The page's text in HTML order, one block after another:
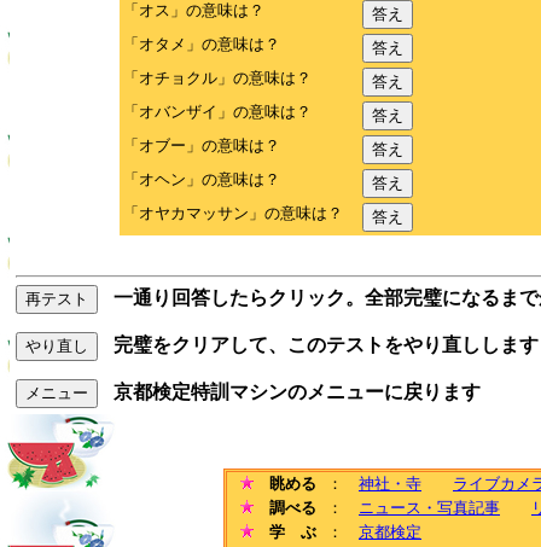
「オス」の意味は？
答え
「オタメ」の意味は？
答え
「オチョクル」の意味は？
答え
「オバンザイ」の意味は？
答え
「オブー」の意味は？
答え
「オヘン」の意味は？
答え
「オヤカマッサン」の意味は？
答え
再テスト 一通り回答したらクリック。全部完璧になるま
やり直し 完璧をクリアして、このテストをやり直しします
メニュー 京都検定特訓マシンのメニューに戻ります
眺める ： 神社・寺
ライブカメ
調べる
： ニュース・写真記事
学 ぶ
： 京都検定